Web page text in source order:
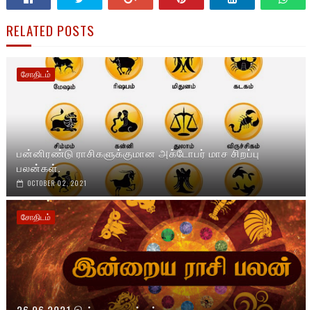
RELATED POSTS
சோதிடம்
பன்னிரண்டு ராசிகளுக்குமான அக்டோபர் மாச சிறப்பு
பலன்கள்.
OCTOBER 02, 2021
சோதிடம்